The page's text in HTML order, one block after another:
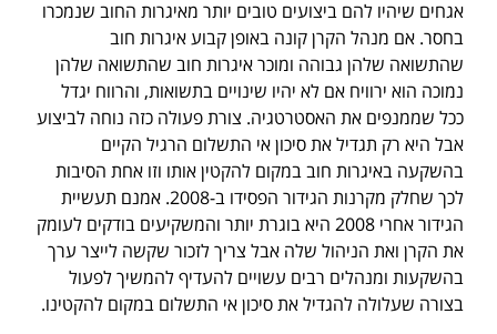
אגחים שיהיו להם ביצועים טובים יותר מאיגרות החוב שנמכרו
בחסר. אם מנהל הקרן קונה באופן קבוע איגרות חוב
שהתשואה שלהן גבוהה ומוכר איגרות חוב שהתשואה שלהן
נמוכה הוא ירוויח אם לא יהיו שינויים בתשואות, והרווח יגדל
ככל שממנפים את האסטרטגיה. צורת פעולה כזה נוחה לביצוע
אבל היא רק תגדיל את סיכון אי התשלום הרגיל הקיים
בהשקעה באיגרות חוב במקום להקטין אותו וזו אחת הסיבות
לכך שחלק מקרנות הגידור הפסידו ב-2008. אמנם תעשיית
הגידור אחרי 2008 היא בוגרת יותר והמשקיעים בודקים לעומק
את הקרן ואת הניהול שלה אבל צריך לזכור שקשה לייצר ערך
בהשקעות ומנהלים רבים עשויים להעדיף להמשיך לפעול
בצורה שעלולה להגדיל את סיכון אי התשלום במקום להקטינו.